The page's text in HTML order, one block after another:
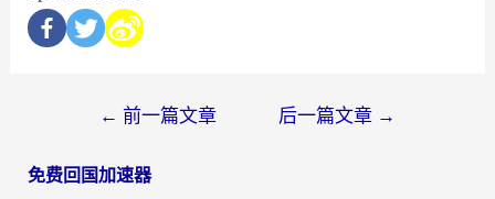
← 前一篇文章 后一篇文章 →
免费回国加速器